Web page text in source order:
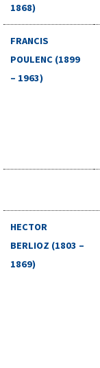
1868)
FRANCIS
POULENC (1899
– 1963)
HECTOR
BERLIOZ (1803 –
1869)